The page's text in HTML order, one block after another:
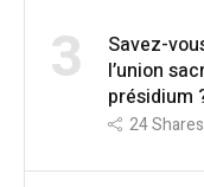
3
Savez-
l’union
présidium
24Shares